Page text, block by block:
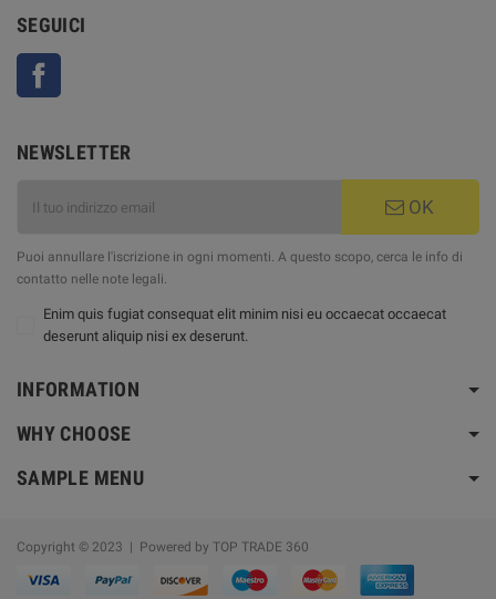
SEGUICI
NEWSLETTER
OK
Puoi annullare l'iscrizione in ogni momenti. A questo scopo, cerca le info di
contatto nelle note legali.
Enim quis fugiat consequat elit minim nisi eu occaecat occaecat
deserunt aliquip nisi ex deserunt.
INFORMATION
WHY CHOOSE
SAMPLE MENU
Copyright © 2023 | Powered by TOP TRADE 360